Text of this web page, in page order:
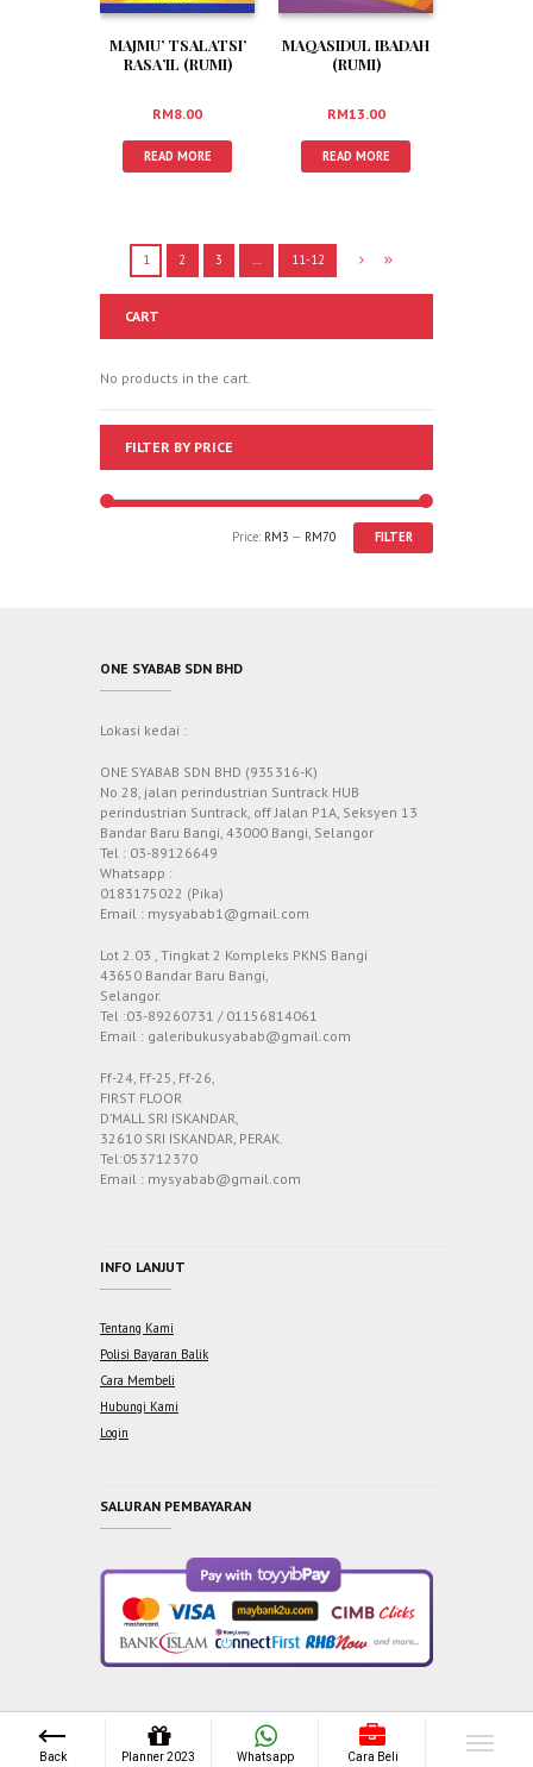
MAJMU’ TSALATSI’
RASA’IL (RUMI)
RM8.00
READ MORE
MAQASIDUL IBADAH
(RUMI)
RM13.00
READ MORE
1 2 3 … 11-12
CART
No products in the cart.
FILTER BY PRICE
FILTER
Price: RM3 — RM70
ONE SYABAB SDN BHD
Lokasi kedai :
ONE SYABAB SDN BHD (935316-K)
No 28, jalan perindustrian Suntrack HUB
perindustrian Suntrack, off Jalan P1A, Seksyen 13
Bandar Baru Bangi, 43000 Bangi, Selangor
Tel : 03-89126649
Whatsapp :
0183175022 (Pika)
Email : mysyabab1@gmail.com
Lot 2.03 , Tingkat 2 Kompleks PKNS Bangi
43650 Bandar Baru Bangi,
Selangor.
Tel :03-89260731 / 01156814061
Email : galeribukusyabab@gmail.com
Ff-24, Ff-25, Ff-26,
FIRST FLOOR
D’MALL SRI ISKANDAR,
32610 SRI ISKANDAR, PERAK.
Tel:053712370
Email : mysyabab@gmail.com
INFO LANJUT
Tentang Kami
Polisi Bayaran Balik
Cara Membeli
Hubungi Kami
Login
SALURAN PEMBAYARAN
Copyright © 2021 One Syabab Sdn Bhd